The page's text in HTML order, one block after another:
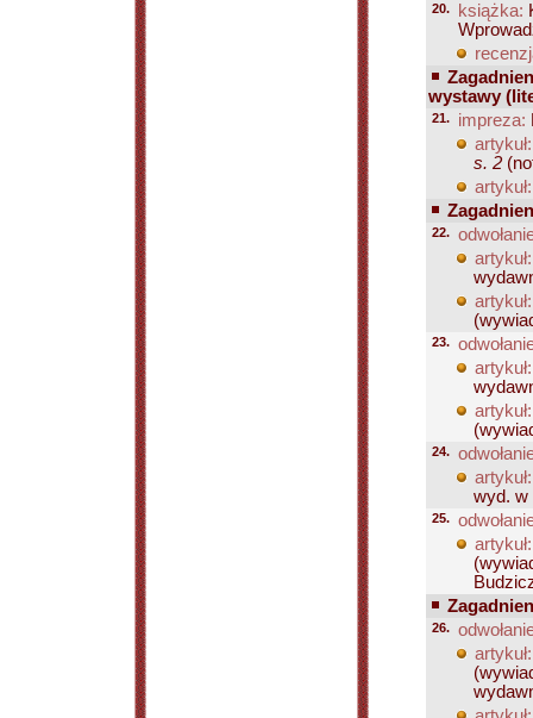
20. książka:
wystawy
21. impreza:
artykuł:
s. 2
artykuł:
22.
artykuł:
artykuł:
23.
artykuł:
artykuł:
24.
artykuł:
wyd. w
25.
artykuł:
26.
artykuł: